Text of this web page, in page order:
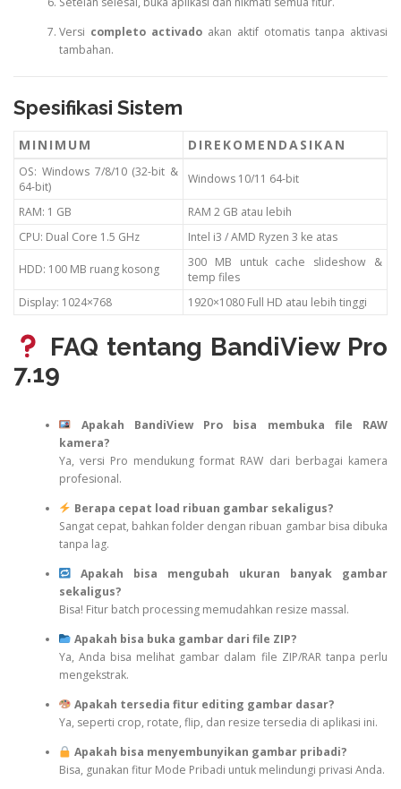
Versi completo activadoakan aktif otomatis tanpa aktivasi
tambahan.
Spesifikasi Sistem
MINIMUM DIREKOMENDASIKAN
OS: Windows 7/8/10 (32-bit &
64-bit)
Windows 10/11 64-bit
RAM: 1 GB
RAM 2 GB atau lebih
CPU: Dual Core 1.5 GHz
Intel i3 / AMD Ryzen 3 ke atas
HDD: 100 MB ruang kosong
300 MB untuk cache slideshow &
temp files
Display: 1024×768
1920×1080 Full HD atau lebih tinggi
FAQ tentang BandiView Pro
7.19
Apakah BandiView Pro bisa membuka file RAW
kamera?
Ya, versi Pro mendukung format RAW dari berbagai kamera
profesional.
Berapa cepat load ribuan gambar sekaligus?
Sangat cepat, bahkan folder dengan ribuan gambar bisa dibuka
tanpa lag.
Apakah bisa mengubah ukuran banyak gambar
sekaligus?
Bisa! Fitur batch processing memudahkan resize massal.
Apakah bisa buka gambar dari file ZIP?
Ya, Anda bisa melihat gambar dalam file ZIP/RAR tanpa perlu
mengekstrak.
Apakah tersedia fitur editing gambar dasar?
Ya, seperti crop, rotate, flip, dan resize tersedia di aplikasi ini.
Apakah bisa menyembunyikan gambar pribadi?
Bisa, gunakan fitur Mode Pribadi untuk melindungi privasi Anda.